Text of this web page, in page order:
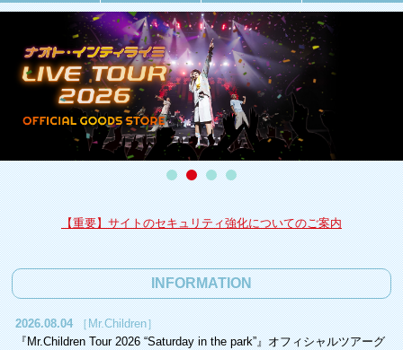
【重要】サイトのセキュリティ強化についてのご案内
INFORMATION
2026.08.04 ［Mr.Children］
『Mr.Children Tour 2026 “Saturday in the park”』オフィシャルツアーグ